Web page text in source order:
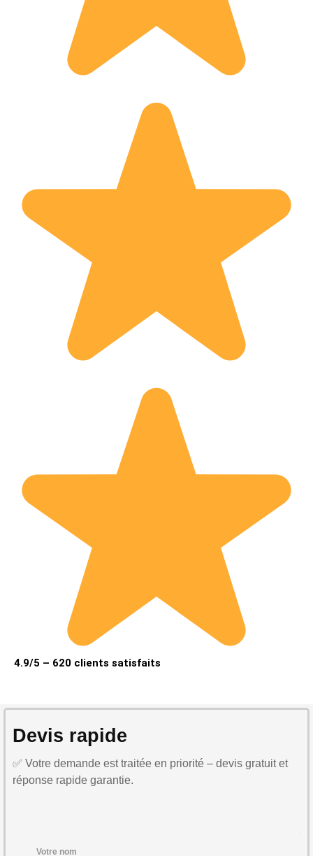
4.9/5 – 620 clients satisfaits
Devis rapide
✅ Votre demande est traitée en priorité – devis gratuit et
réponse rapide garantie.
Votre nom